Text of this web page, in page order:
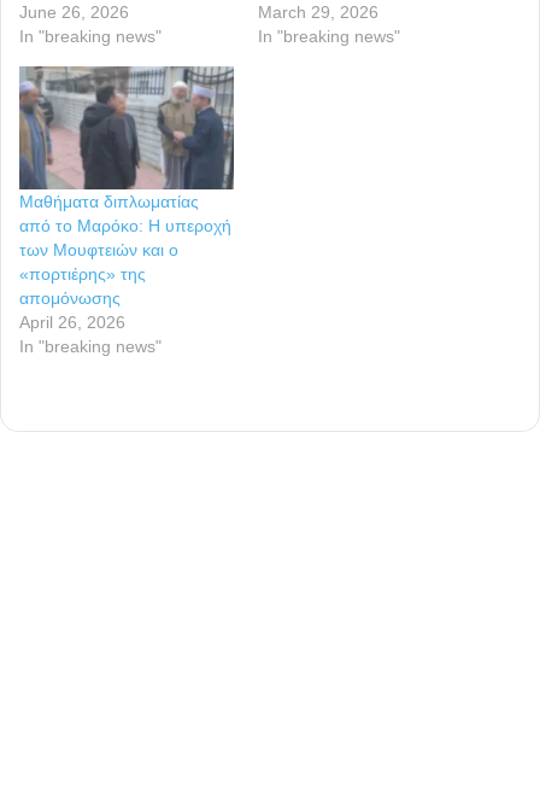
June 26, 2026
In "breaking news"
March 29, 2026
In "breaking news"
Μαθήματα διπλωματίας
από το Μαρόκο: Η υπεροχή
των Μουφτειών και ο
«πορτιέρης» της
απομόνωσης
April 26, 2026
In "breaking news"